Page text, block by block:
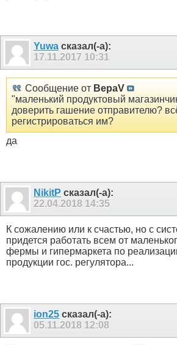
Yuwa сказал(-а):
17.11.2017 10:31
Сообщение от ВераV
"маленький продуктовый
доверить гашение отправителю?
регистрироваться им?
да
NikitP сказал(-а):
22.04.2018 14:35
К сожалению или к счастью, но с
придется работать всем от
фермы и гипермаркета по
продукции гос. регулятора...
ion25 сказал(-а):
05.11.2018 12:08